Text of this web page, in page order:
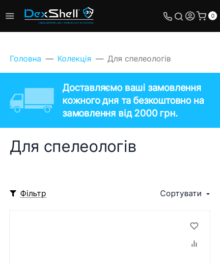
0
Головна Колекція Для спелеологів
Доставляємо ваші замовлення
кожного дня та безкоштовно на
замовлення від 2000 грн.
Для спелеологів
Фільтр Сортувати